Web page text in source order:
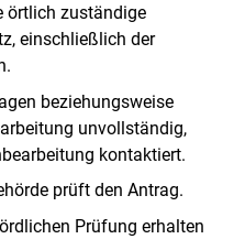
örtlich zuständige
einschließlich der
beziehungsweise
unvollständig,
kontaktiert.
prüft den Antrag.
Prüfung erhalten